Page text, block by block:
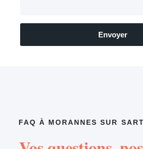
Envoyer
FAQ À MORANNES SUR